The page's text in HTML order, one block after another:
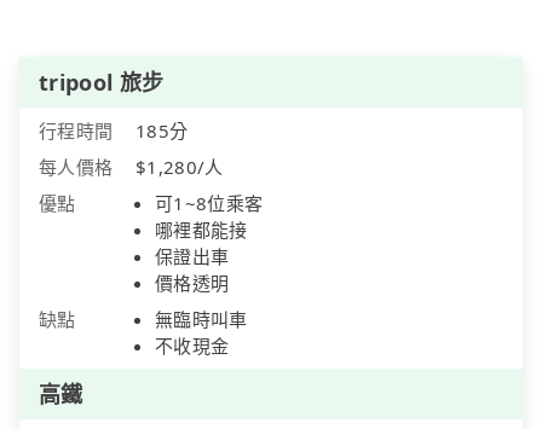
tripool 旅步
行程時間
185分
每人價格
$1,280/人
優點
可1~8位乘客
哪裡都能接
保證出車
價格透明
缺點
無臨時叫車
不收現金
高鐵